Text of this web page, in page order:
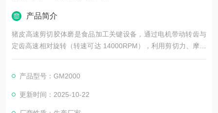
产品简介
猪皮高速剪切胶体磨是食品加工关键设备，通过电机带动转齿与
定齿高速相对旋转（转速可达 14000RPM），利用剪切力、摩擦
力等作用细化物料。其磨头间隙可调，设多级研磨区，能将猪皮
易操作维护，符合食品卫生要求。
产品型号：GM2000
更新时间：2025-10-22